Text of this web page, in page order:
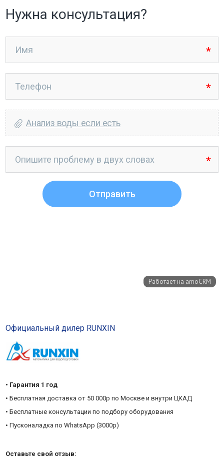
Официальный дилер RUNXIN
• Гарантия 1 год
• Бесплатная доставка от 50 000р по Москве и внутри ЦКАД
• Бесплатные консультации по подбору оборудования
• Пусконаладка по WhatsApp (3000р)
Оставьте свой отзыв: